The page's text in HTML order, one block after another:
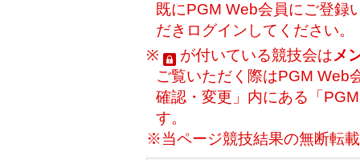
既にPGM Web会員にご登録
だきログインしてください。
※
が付いている競技会はメ
ご覧いただく際はPGM Web
確認・変更」内にある「
す。
※当ページ競技結果の無断転